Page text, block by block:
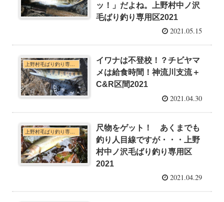
ッ！」だよね。上野村中ノ沢
毛ばり釣り専用区2021
2021.05.15
イワナは不登校！？チビヤマ
メは給食時間！神流川支流＋
C&R区間2021
2021.04.30
尺物をゲット！ あくまでも
釣り人目線ですが・・・上野
村中ノ沢毛ばり釣り専用区
2021
2021.04.29